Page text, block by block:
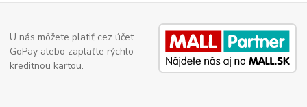
U nás môžete platiť cez účet
GoPay alebo zaplaťte rýchlo
kreditnou kartou.